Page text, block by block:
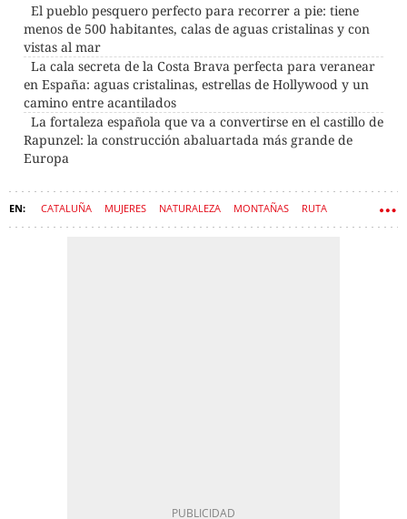
El pueblo pesquero perfecto para recorrer a pie: tiene
menos de 500 habitantes, calas de aguas cristalinas y con
vistas al mar
La cala secreta de la Costa Brava perfecta para veranear
en España: aguas cristalinas, estrellas de Hollywood y un
camino entre acantilados
La fortaleza española que va a convertirse en el castillo de
Rapunzel: la construcción abaluartada más grande de
Europa
CATALUÑA MUJERES NATURALEZA MONTAÑAS RUTA